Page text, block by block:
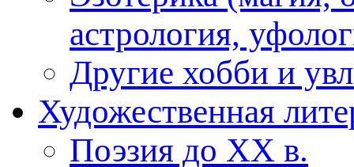
астрология,
Другие хобби и
Художественная
Поэзия до XX в.